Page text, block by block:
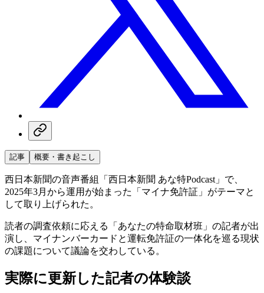
記事 概要・書き起こし
西日本新聞の音声番組「西日本新聞 あな特Podcast」で、
2025年3月から運用が始まった「マイナ免許証」がテーマと
して取り上げられた。
読者の調査依頼に応える「あなたの特命取材班」の記者が出
演し、マイナンバーカードと運転免許証の一体化を巡る現状
の課題について議論を交わしている。
実際に更新した記者の体験談